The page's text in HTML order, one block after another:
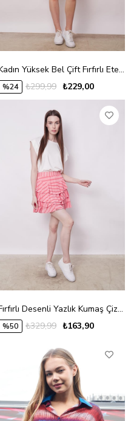
Kadın Yüksek Bel Çift Fırfırlı Etek -Siyah
%24 ₺229,00
₺299,99
Fırfırlı Desenli Yazlık Kumaş Çizgili Dizüstü Mykonos Etek-Mercan Çizgi
%50 ₺163,90
₺329,99